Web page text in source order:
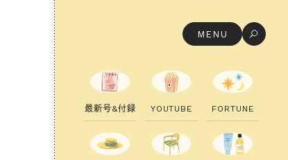
MENU
最新号&付録 YO UTU B E FO RTU N E